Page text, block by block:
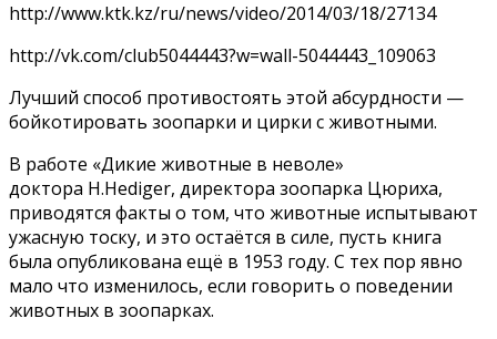
http://www.ktk.kz/ru/news/video/2014/03/18/27134
http://vk.com/club5044443?w=wall-5044443_109063
Лучший способ противостоять этой абсурдности —
бойкотировать зоопарки и цирки с животными.
В работе «Дикие животные в неволе»
доктора H.Hediger, директора зоопарка Цюриха,
приводятся факты о том, что животные испытывают
ужасную тоску, и это остаётся в силе, пусть книга
была опубликована ещё в 1953 году. С тех пор явно
мало что изменилось, если говорить о поведении
животных в зоопарках.